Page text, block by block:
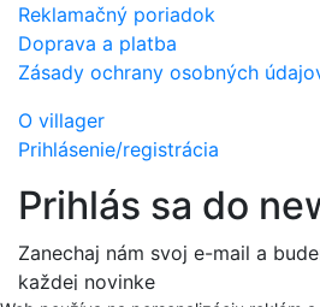
Reklamačný poriadok
Doprava a platba
Zásady ochrany osobných
O villager
Prihlásenie/registrácia
Prihlás sa do
Zanechaj nám svoj e-mail a
každej novinke